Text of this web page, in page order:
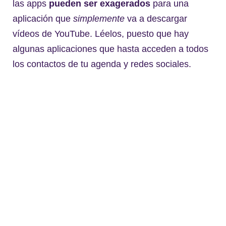
las apps pueden ser exagerados para una
aplicación que simplemente va a descargar
vídeos de YouTube. Léelos, puesto que hay
algunas aplicaciones que hasta acceden a todos
los contactos de tu agenda y redes sociales.